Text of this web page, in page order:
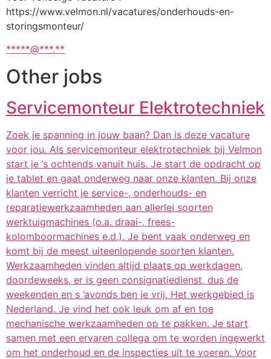
https://www.velmon.nl/vacatures/onderhouds-en-
storingsmonteur/
*****@***.**
Other jobs
Servicemonteur Elektrotechniek
Zoek je spanning in jouw baan? Dan is deze vacature
voor jou. Als servicemonteur elektrotechniek bij Velmon
start je ’s ochtends vanuit huis. Je start de opdracht op
je tablet en gaat onderweg naar onze klanten. Bij onze
klanten verricht je service-, onderhouds- en
reparatiewerkzaamheden aan allerlei soorten
werktuigmachines (o.a. draai-, frees-
kolomboormachines e.d.). Je bent vaak onderweg en
komt bij de meest uiteenlopende soorten klanten.
Werkzaamheden vinden altijd plaats op werkdagen,
doordeweeks, er is geen consignatiedienst, dus de
weekenden en s ’avonds ben je vrij. Het werkgebied is
Nederland. Je vind het ook leuk om af en toe
mechanische werkzaamheden op te pakken. Je start
samen met een ervaren collega om te worden ingewerkt
om het onderhoud en de inspecties uit te voeren. Voor